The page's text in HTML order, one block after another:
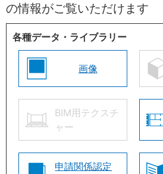
の情報がご覧いただけます
各種データ・ライブラリー
画像
BIM用テクスチ
ャー
申請関係認定